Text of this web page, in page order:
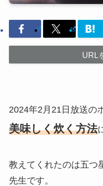
URL
2024年2月21日放送の
美味しく炊く方法
教えてくれたのは五つ
先生です。